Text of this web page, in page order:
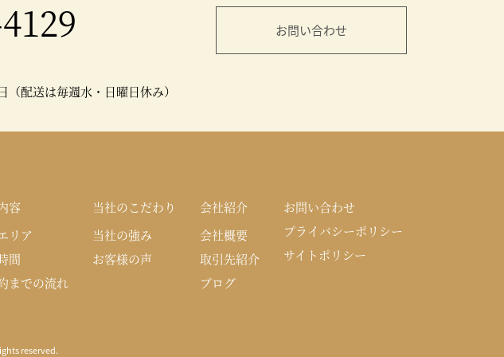
配送は毎週水・日曜日休み）
お問い合わせ
容
リア
間
までの流れ
当社のこだわり
当社の強み
お客様の声
会社紹介
会社概要
取引先紹介
ブログ
お問い合わせ
プライバシーポリシー
サイトポリシー
reserved.